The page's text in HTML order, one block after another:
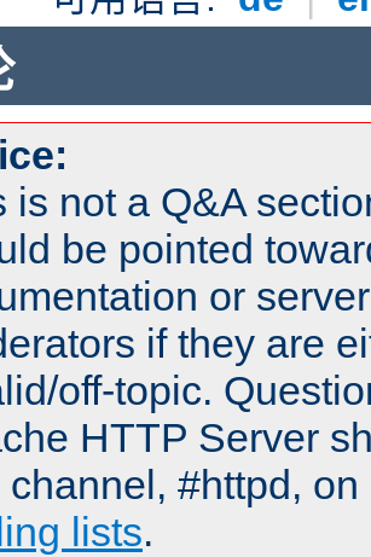
is not a Q&A
be pointed
or
if they are
off-topic.
HTTP Server
channel, #httpd,
lists.